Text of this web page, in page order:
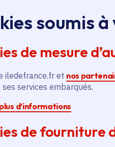
soumis
de mesure
iledefrance.fr et nos
services embarqués.
d’informations
de fourniture
Actualité